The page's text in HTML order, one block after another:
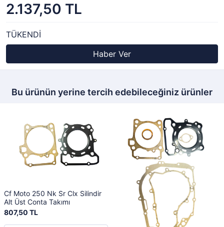
2.137,50 TL
TÜKENDİ
Haber Ver
Bu ürünün yerine tercih edebileceğiniz ürünler
Cf Moto 250 Nk Sr Clx Silindir
Alt Üst Conta Takımı
807,50 TL